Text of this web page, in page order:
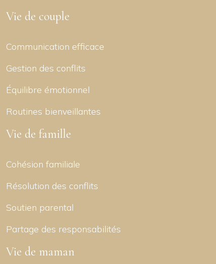
Vie de couple
Communication efficace
Gestion des conflits
Équilibre émotionnel
Routines bienveillantes
Vie de famille
Cohésion familiale
Résolution des conflits
Soutien parental
Partage des responsabilités
Vie de maman